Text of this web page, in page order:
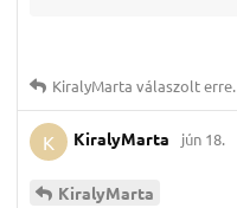
KiralyMarta válaszolt erre.
K KiralyMarta jún 18.
KiralyMarta